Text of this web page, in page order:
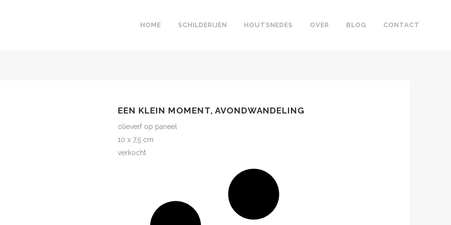
HOME SCHILDERIJEN HOUTSNEDES OVER BLOG CONTACT
EEN KLEIN MOMENT, AVONDWANDELING
olieverf op paneel
10 x 7,5 cm
verkocht